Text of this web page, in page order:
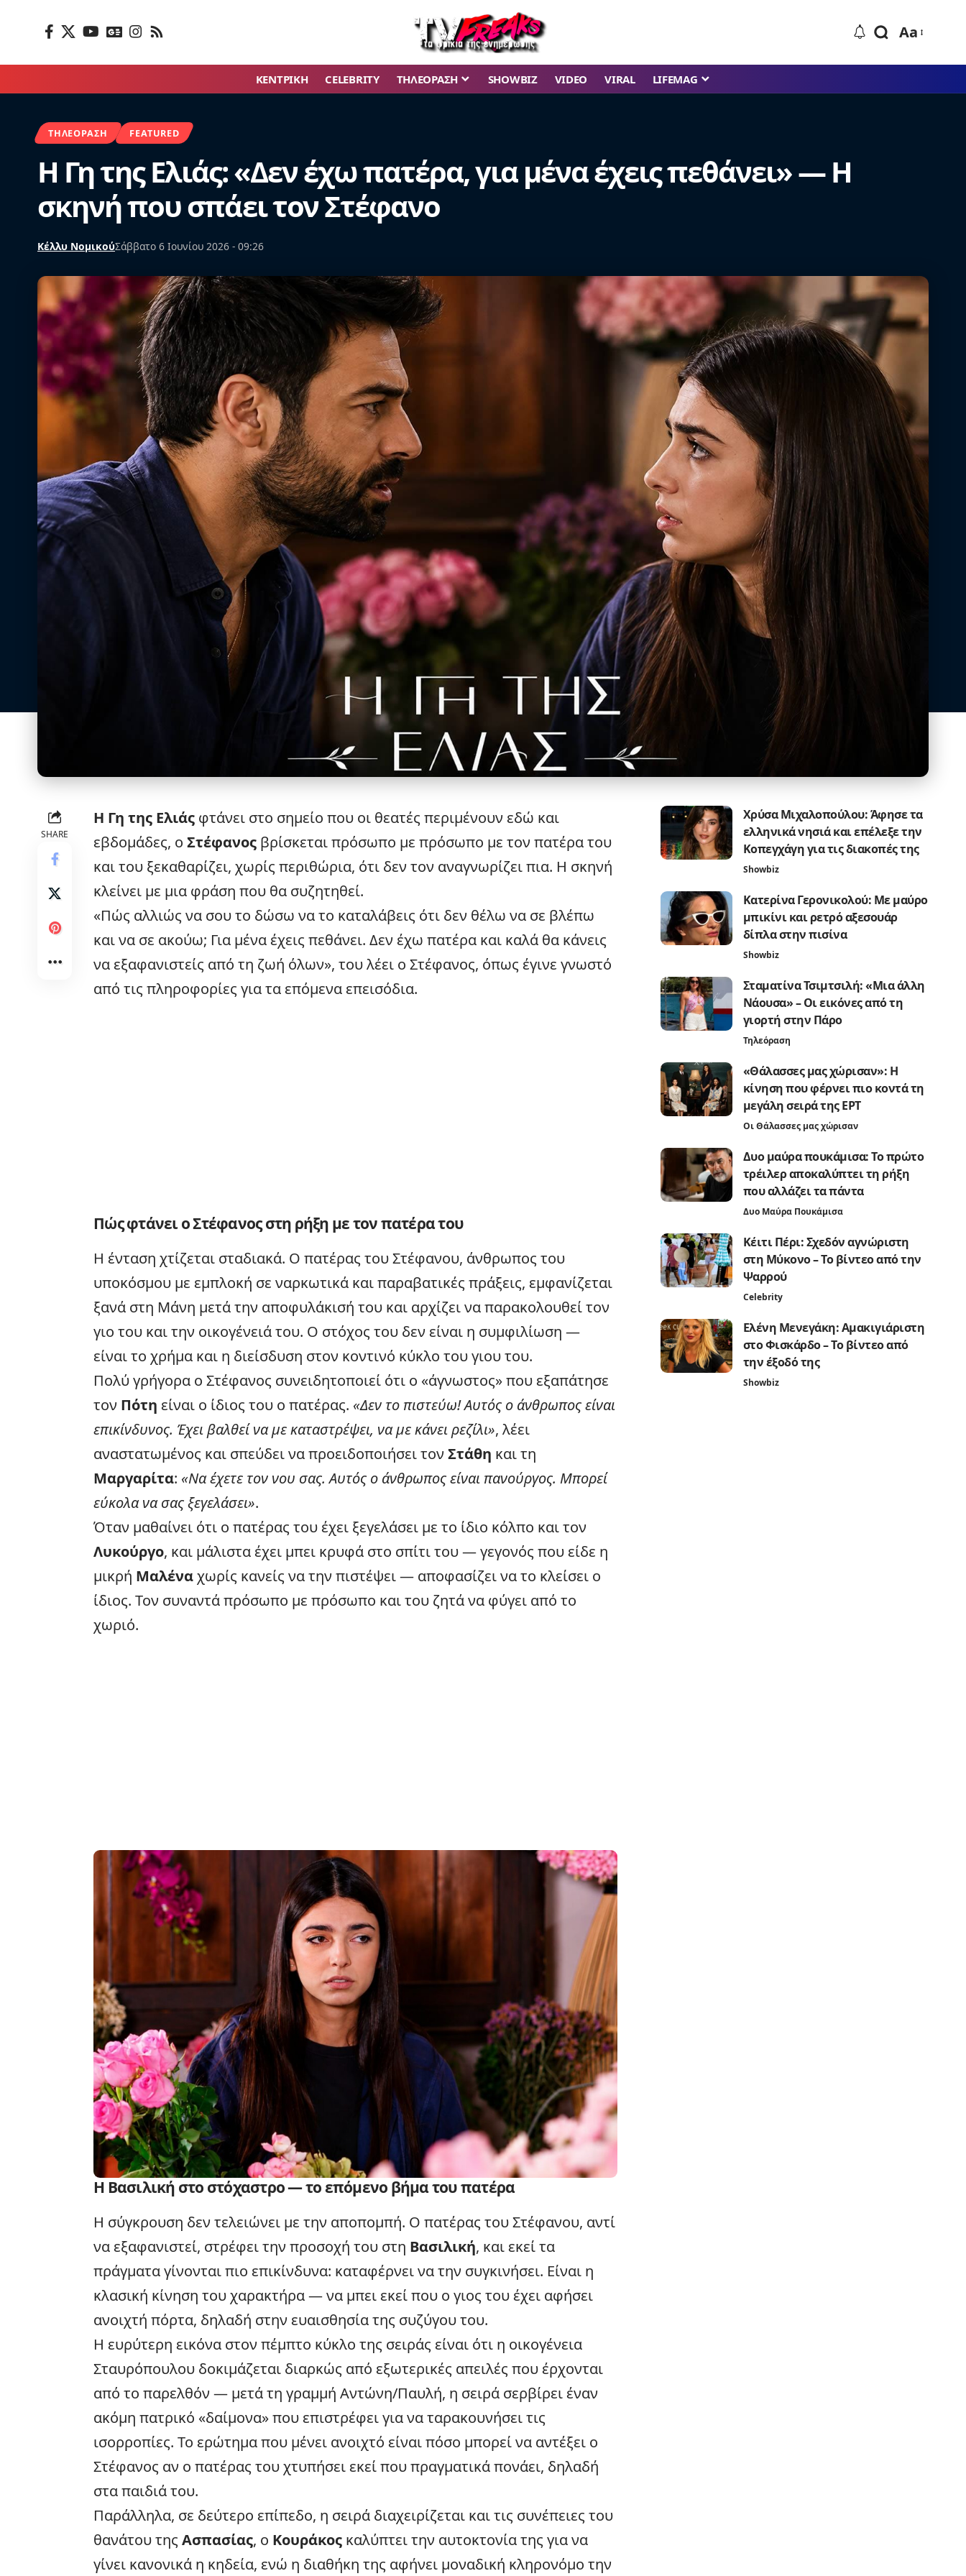
Aa
ΚΕΝΤΡΙΚΗ CELEBRITY ΤΗΛΕΟΡΑΣΗ SHOWBIZ VIDEO VIRAL LIFEMAG
ΤΗΛΕΌΡΑΣΗ FEATURED
Η Γη της Ελιάς: «Δεν έχω πατέρα, για μένα έχεις πεθάνει» — Η
σκηνή που σπάει τον Στέφανο
Κέλλυ ΝομικούΣάββατο 6 Ιουνίου 2026 - 09:26
SHARE
Η Γη της Ελιάς φτάνει στο σημείο που οι θεατές περιμένουν εδώ και
εβδομάδες, ο Στέφανος βρίσκεται πρόσωπο με πρόσωπο με τον πατέρα του
και του ξεκαθαρίζει, χωρίς περιθώρια, ότι δεν τον αναγνωρίζει πια. Η σκηνή
κλείνει με μια φράση που θα συζητηθεί.
«Πώς αλλιώς να σου το δώσω να το καταλάβεις ότι δεν θέλω να σε βλέπω
και να σε ακούω; Για μένα έχεις πεθάνει. Δεν έχω πατέρα και καλά θα κάνεις
να εξαφανιστείς από τη ζωή όλων», του λέει ο Στέφανος, όπως έγινε γνωστό
από τις πληροφορίες για τα επόμενα επεισόδια.
Πώς φτάνει ο Στέφανος στη ρήξη με τον πατέρα του
Η ένταση χτίζεται σταδιακά. Ο πατέρας του Στέφανου, άνθρωπος του
υποκόσμου με εμπλοκή σε ναρκωτικά και παραβατικές πράξεις, εμφανίζεται
ξανά στη Μάνη μετά την αποφυλάκισή του και αρχίζει να παρακολουθεί τον
γιο του και την οικογένειά του. Ο στόχος του δεν είναι η συμφιλίωση —
είναι το χρήμα και η διείσδυση στον κοντινό κύκλο του γιου του.
Πολύ γρήγορα ο Στέφανος συνειδητοποιεί ότι ο «άγνωστος» που εξαπάτησε
τον Πότη είναι ο ίδιος του ο πατέρας. «Δεν το πιστεύω! Αυτός ο άνθρωπος είναι
επικίνδυνος. Έχει βαλθεί να με καταστρέψει, να με κάνει ρεζίλι», λέει
αναστατωμένος και σπεύδει να προειδοποιήσει τον Στάθη και τη
Μαργαρίτα: «Να έχετε τον νου σας. Αυτός ο άνθρωπος είναι πανούργος. Μπορεί
εύκολα να σας ξεγελάσει».
Όταν μαθαίνει ότι ο πατέρας του έχει ξεγελάσει με το ίδιο κόλπο και τον
Λυκούργο, και μάλιστα έχει μπει κρυφά στο σπίτι του — γεγονός που είδε η
μικρή Μαλέναχωρίς κανείς να την πιστέψει — αποφασίζει να το κλείσει ο
ίδιος. Τον συναντά πρόσωπο με πρόσωπο και του ζητά να φύγει από το
χωριό.
Η Βασιλική στο στόχαστρο — το επόμενο βήμα του πατέρα
Η σύγκρουση δεν τελειώνει με την αποπομπή. Ο πατέρας του Στέφανου, αντί
να εξαφανιστεί, στρέφει την προσοχή του στη Βασιλική, και εκεί τα
πράγματα γίνονται πιο επικίνδυνα: καταφέρνει να την συγκινήσει. Είναι η
κλασική κίνηση του χαρακτήρα — να μπει εκεί που ο γιος του έχει αφήσει
ανοιχτή πόρτα, δηλαδή στην ευαισθησία της συζύγου του.
Η ευρύτερη εικόνα στον πέμπτο κύκλο της σειράς είναι ότι η οικογένεια
Σταυρόπουλου δοκιμάζεται διαρκώς από εξωτερικές απειλές που έρχονται
από το παρελθόν — μετά τη γραμμή Αντώνη/Παυλή, η σειρά σερβίρει έναν
ακόμη πατρικό «δαίμονα» που επιστρέφει για να ταρακουνήσει τις
ισορροπίες. Το ερώτημα που μένει ανοιχτό είναι πόσο μπορεί να αντέξει ο
Στέφανος αν ο πατέρας του χτυπήσει εκεί που πραγματικά πονάει, δηλαδή
στα παιδιά του.
Παράλληλα, σε δεύτερο επίπεδο, η σειρά διαχειρίζεται και τις συνέπειες του
θανάτου της Ασπασίας, ο Κουράκος καλύπτει την αυτοκτονία της για να
γίνει κανονικά η κηδεία, ενώ η διαθήκη της αφήνει μοναδική κληρονόμο την
Χρύσα Μιχαλοπούλου: Άφησε τα
ελληνικά νησιά και επέλεξε την
Κοπεγχάγη για τις διακοπές της
Showbiz
Κατερίνα Γερονικολού: Με μαύρο
μπικίνι και ρετρό αξεσουάρ
δίπλα στην πισίνα
Showbiz
Σταματίνα Τσιμτσιλή: «Μια άλλη
Νάουσα» – Οι εικόνες από τη
γιορτή στην Πάρο
Τηλεόραση
«Θάλασσες μας χώρισαν»: Η
κίνηση που φέρνει πιο κοντά τη
μεγάλη σειρά της ΕΡΤ
Οι Θάλασσες μας χώρισαν
Δυο μαύρα πουκάμισα: Το πρώτο
τρέιλερ αποκαλύπτει τη ρήξη
που αλλάζει τα πάντα
Δυο Μαύρα Πουκάμισα
Κέιτι Πέρι: Σχεδόν αγνώριστη
στη Μύκονο – Το βίντεο από την
Ψαρρού
Celebrity
Ελένη Μενεγάκη: Αμακιγιάριστη
στο Φισκάρδο – Το βίντεο από
την έξοδό της
Showbiz